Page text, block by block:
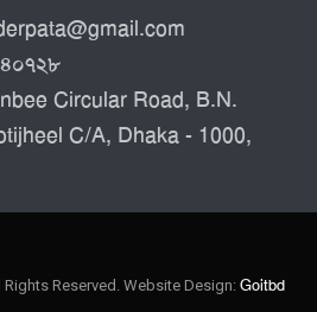
Circular Road, B.N.
C/A, Dhaka - 1000,
Rights Reserved. Website Design: Goitbd